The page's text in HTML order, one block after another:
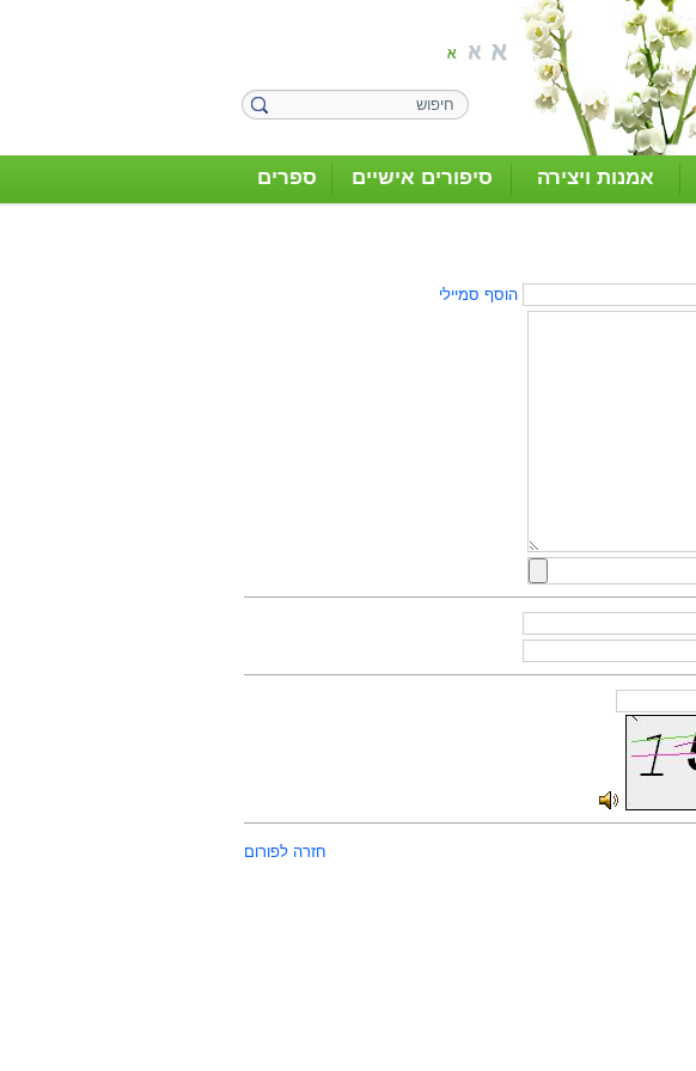
אמנות ויצירה סיפורים אישיים ספרים
הוסף סמיילי
חזרה לפורום